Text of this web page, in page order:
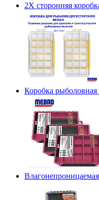
2Х сторонняя
Коробка